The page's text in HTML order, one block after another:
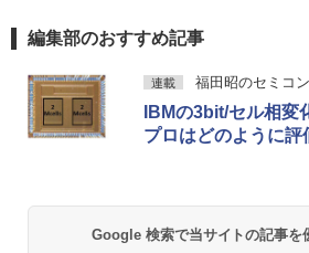
編集部のおすすめ記事
連載 福田昭のセミコ
IBMの3bit/セル相変
プロはどのように評
Google 検索で当サイトの記事を